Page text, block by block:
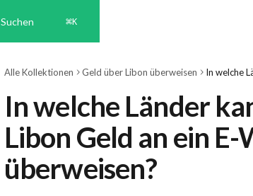
Suchen ⌘K
Alle Kollektionen Geld über Libon überweisen
In welche Länder
Libon Geld an ein
überweisen?